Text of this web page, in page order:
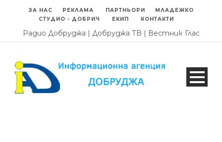
ЗА НАС РЕКЛАМА ПАРТНЬОРИ
МЛАДЕЖКО
СТУДИО - ДОБРИЧ
ЕКИП КОНТАКТИ
Радио Добруджа | Добруджа ТВ | Вестник Глас